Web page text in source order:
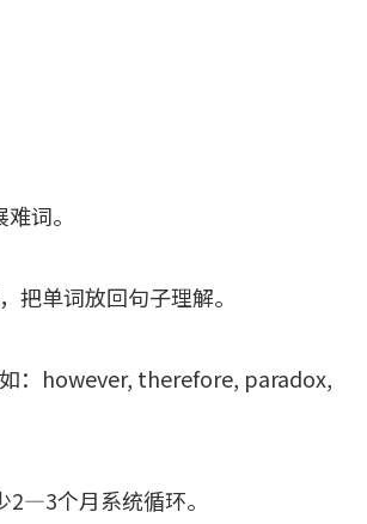
词。
单词放回句子理解。
：however, therefore, paradox,
个月系统循环。